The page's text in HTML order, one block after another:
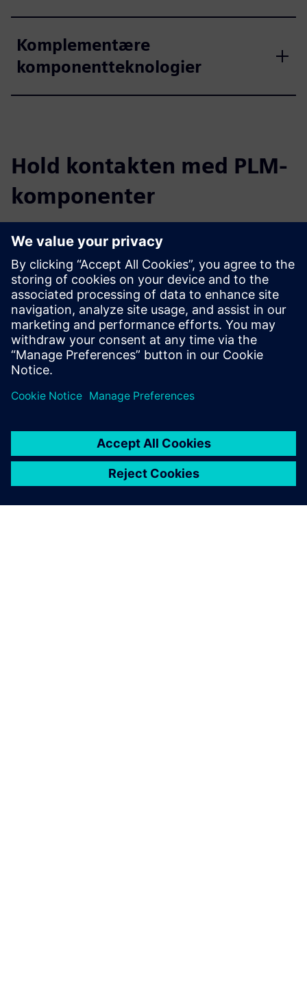
Komplementære
komponentteknologier
Hold kontakten med PLM-
komponenter
Les bloggen
Få nye perspektiver på PLM-komponenter og PLM-
markedet generelt.
Besøk PLM Components blogg